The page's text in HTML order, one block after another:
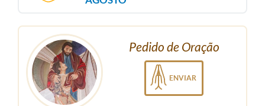
Pedido de Oração
ENVIAR